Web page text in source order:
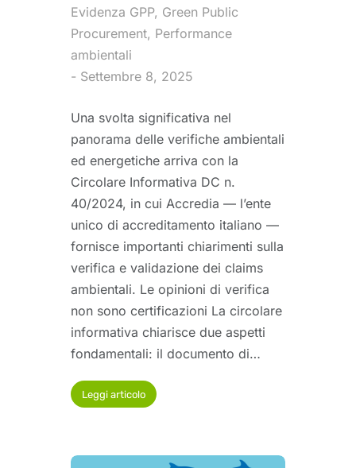
Evidenza GPP, Green Public
Procurement, Performance
ambientali
Settembre 8, 2025
Una svolta significativa nel
panorama delle verifiche ambientali
ed energetiche arriva con la
Circolare Informativa DC n.
40/2024, in cui Accredia — l’ente
unico di accreditamento italiano —
fornisce importanti chiarimenti sulla
verifica e validazione dei claims
ambientali. Le opinioni di verifica
non sono certificazioni La circolare
informativa chiarisce due aspetti
fondamentali: il documento di…
Leggi articolo